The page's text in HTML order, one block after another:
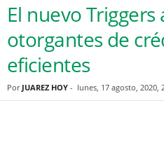
El nuevo
otorgantes de
eficientes
Por JUAREZ HOY - lunes, 17 agosto, 2020,